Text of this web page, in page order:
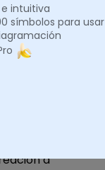
a
e intuitiva
símbolos para usar